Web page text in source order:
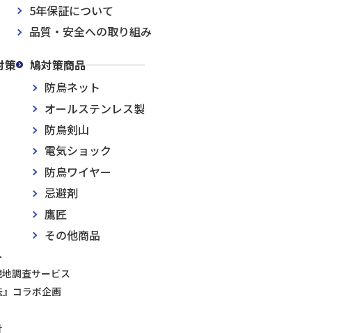
5年保証について
品質・安全への取り組み
策
鳩対策商品
防鳥ネット
オールステンレス製
防鳥剣山
電気ショック
防鳥ワイヤー
忌避剤
鷹匠
その他商品
調査サービス
コラボ企画